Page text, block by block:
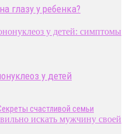
глазу у ребенка?
у детей
счастливой семьи